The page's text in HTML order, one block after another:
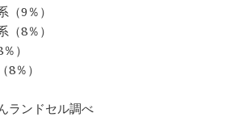
（9％）
（8％）
）
％）
ランドセル調べ